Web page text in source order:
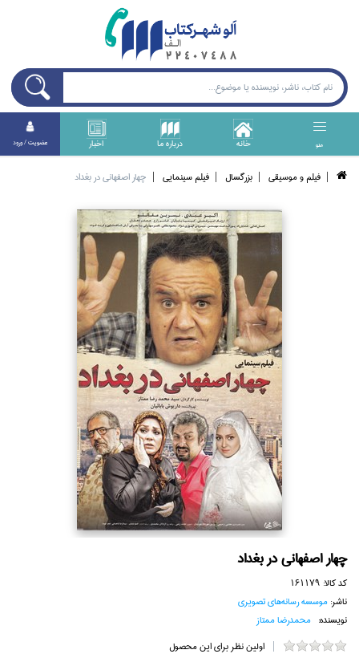
منو خانه درباره ما اخبار عضويت / ورود
فيلم و موسيقي بزرگسال فيلم سينمايي چهار اصفهاني در بغداد
چهار اصفهاني در بغداد
کد کالا: 161179
ناشر:موسسه رسانه‌هاي تصويري
نویسنده: محمدرضا ممتاز
اولین نظر برای این محصول